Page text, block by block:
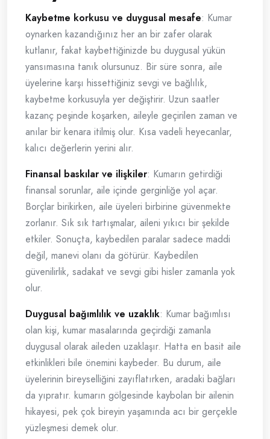
Kaybetme korkusu ve duygusal mesafe: Kumar
oynarken kazandığınız her an bir zafer olarak
kutlanır, fakat kaybettiğinizde bu duygusal yükün
yansımasına tanık olursunuz. Bir süre sonra, aile
üyelerine karşı hissettiğiniz sevgi ve bağlılık,
kaybetme korkusuyla yer değiştirir. Uzun saatler
kazanç peşinde koşarken, aileyle geçirilen zaman ve
anılar bir kenara itilmiş olur. Kısa vadeli heyecanlar,
kalıcı değerlerin yerini alır.
Finansal baskılar ve ilişkiler: Kumarın getirdiği
finansal sorunlar, aile içinde gerginliğe yol açar.
Borçlar birikirken, aile üyeleri birbirine güvenmekte
zorlanır. Sık sık tartışmalar, aileni yıkıcı bir şekilde
etkiler. Sonuçta, kaybedilen paralar sadece maddi
değil, manevi olanı da götürür. Kaybedilen
güvenilirlik, sadakat ve sevgi gibi hisler zamanla yok
olur.
Duygusal bağımlılık ve uzaklık: Kumar bağımlısı
olan kişi, kumar masalarında geçirdiği zamanla
duygusal olarak aileden uzaklaşır. Hatta en basit aile
etkinlikleri bile önemini kaybeder. Bu durum, aile
üyelerinin bireyselliğini zayıflatırken, aradaki bağları
da yıpratır. kumarın gölgesinde kaybolan bir ailenin
hikayesi, pek çok bireyin yaşamında acı bir gerçekle
yüzleşmesi demek olur.